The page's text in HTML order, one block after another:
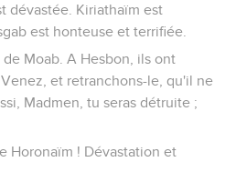
dévastée. Kiriathaïm est
est honteuse et terrifiée.
Moab. A Hesbon, ils ont
et retranchons-le, qu'il ne
Madmen, tu seras détruite ;
Horonaïm ! Dévastation et